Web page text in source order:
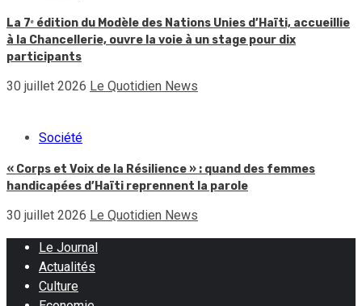
La 7ᵉ édition du Modèle des Nations Unies d’Haïti, accueillie
à la Chancellerie, ouvre la voie à un stage pour dix
participants
30 juillet 2026 Le Quotidien News
Société
« Corps et Voix de la Résilience » : quand des femmes
handicapées d’Haïti reprennent la parole
30 juillet 2026 Le Quotidien News
Le Journal
Actualités
Culture